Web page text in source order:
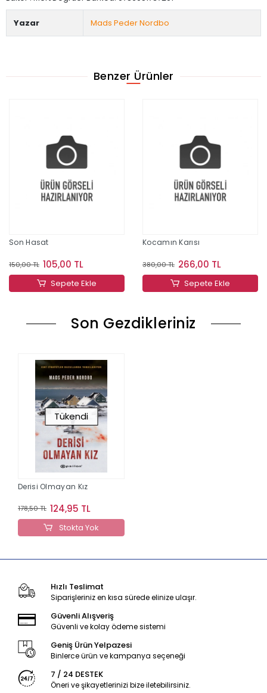
Yazar Mads Peder Nordbo
Benzer Ürünler
Son Hasat
150,00 TL 105,00 TL
Sepete Ekle
Kocamın Karısı
380,00 TL 266,00 TL
Sepete Ekle
Son Gezdikleriniz
Tükendi
Derisi Olmayan Kız
178,50 TL 124,95 TL
Stokta Yok
Hızlı Teslimat
Siparişleriniz en kısa sürede elinize ulaşır.
Güvenli Alışveriş
Güvenli ve kolay ödeme sistemi
Geniş Ürün Yelpazesi
Binlerce ürün ve kampanya seçeneği
7 / 24 DESTEK
Öneri ve şikayetlerinizi bize iletebilirsiniz.